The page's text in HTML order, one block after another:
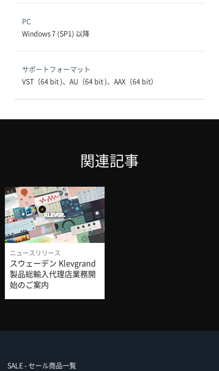
PC
Windows 7 (SP1) 以降
サポートフォーマット
VST（64 bit )、AU（64 bit )、AAX（64 bit）
関連記事
ニュースリリース
スウェーデン Klevgrand
製品総輸入代理店業務開
始のご案内
SALE - セール商品一覧